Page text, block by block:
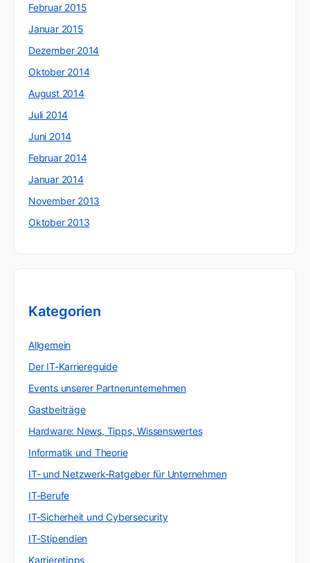
Februar 2015
Januar 2015
Dezember 2014
Oktober 2014
August 2014
Juli 2014
Juni 2014
Februar 2014
Januar 2014
November 2013
Oktober 2013
Kategorien
Allgemein
Der IT-Karriereguide
Events unserer Partnerunternehmen
Gastbeiträge
Hardware: News, Tipps, Wissenswertes
Informatik und Theorie
IT- und Netzwerk-Ratgeber für Unternehmen
IT-Berufe
IT-Sicherheit und Cybersecurity
IT-Stipendien
Karrieretipps